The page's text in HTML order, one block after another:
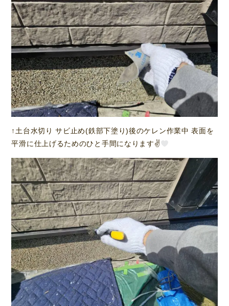
↑土台水切り サビ止め(鉄部下塗り)後のケレン作業中 表面を
平滑に仕上げるためのひと手間になります✌